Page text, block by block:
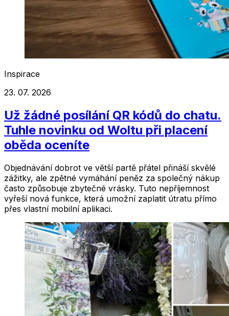
Inspirace
23. 07. 2026
Už žádné posílání QR kódů do chatu.
Tuhle novinku od Woltu při placení
oběda oceníte
Objednávání dobrot ve větší partě přátel přináší skvělé
zážitky, ale zpětné vymáhání peněz za společný nákup
často způsobuje zbytečné vrásky. Tuto nepříjemnost
vyřeší nová funkce, která umožní zaplatit útratu přímo
přes vlastní mobilní aplikaci.